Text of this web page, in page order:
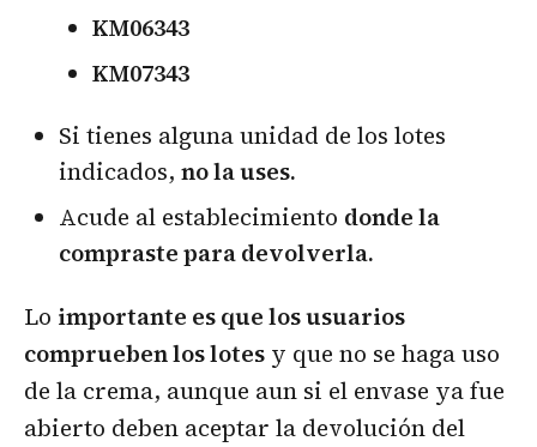
KM06343
KM07343
Si tienes alguna unidad de los lotes
indicados, no la uses.
Acude al establecimiento donde la
compraste para devolverla.
Lo importante es que los usuarios
comprueben los lotes y que no se haga uso
de la crema, aunque aun si el envase ya fue
abierto deben aceptar la devolución del